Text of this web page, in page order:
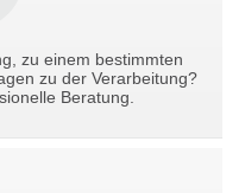
zu einem bestimmten
zu der Verarbeitung?
Beratung.